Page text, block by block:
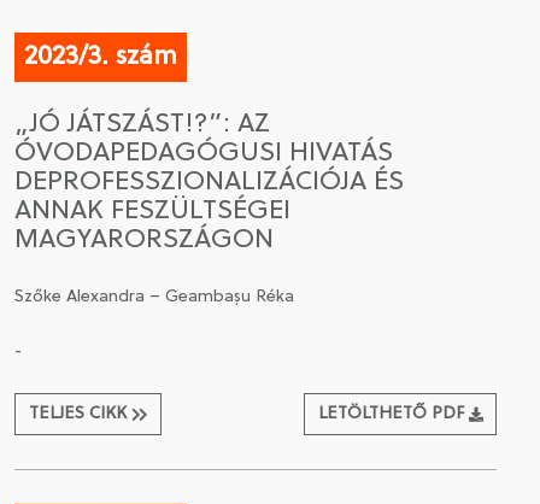
2023/3. szám
„JÓ JÁTSZÁST!?”: AZ
ÓVODAPEDAGÓGUSI HIVATÁS
DEPROFESSZIONALIZÁCIÓJA ÉS
ANNAK FESZÜLTSÉGEI
MAGYARORSZÁGON
Szőke Alexandra – Geambașu Réka
-
TELJES CIKK LETÖLTHETŐ PDF